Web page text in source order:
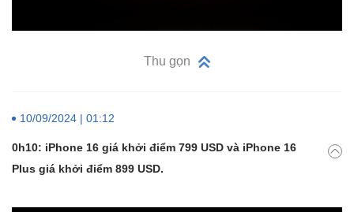
Thu gọn
10/09/2024 | 01:12
0h10: iPhone 16 giá khởi điểm 799 USD và iPhone 16
Plus giá khởi điểm 899 USD.